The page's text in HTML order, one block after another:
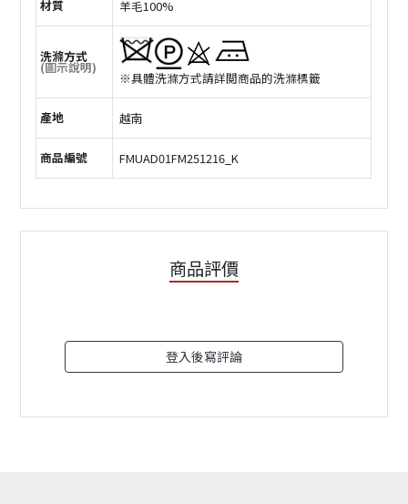
材質 羊毛100%
洗滌方式
(圖示說明)
※具體洗滌方式請詳閲商品的洗滌標籤
產地 越南
商品編號 FMUAD01FM251216_K
商品評價
登入後寫評論